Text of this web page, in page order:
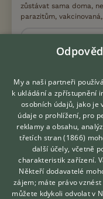
zůstávat sama doma,
parazitům,
Staré
REGISTROVANÁ
NABÍZÍM K ADOPCI
Darujeme
My a naši partneři
k ukládání a zpřístupnění
osobních údajů, jako je
údaje o prohlížení, pro
reklamy a obsahu,
třetích stran (1866)
další účely, včetně
charakteristik zařízení.
Někteří dodavatelé
zájem; máte právo
můžete kdykoli odvolat v